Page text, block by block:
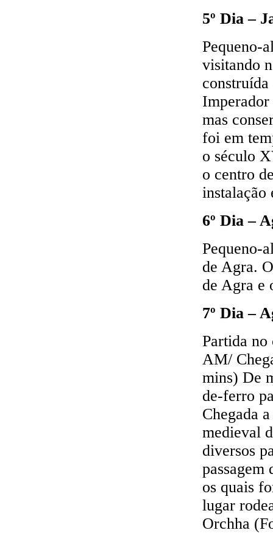
5º Dia –
Pequeno-
visitando
Imperador
mas
foi em
o século
o centro
instalação
6º Dia –
Pequeno-
de Agra.
de Agra e
7º Dia –
Partida no
AM/
mins) De
de-ferro
Chegada
medieval
diversos
passagem
os quais
lugar
Orchha